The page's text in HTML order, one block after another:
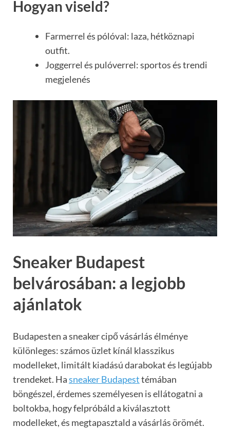
Hogyan viseld?
Farmerrel és pólóval: laza, hétköznapi
outfit.
Joggerrel és pulóverrel: sportos és trendi
megjelenés
Sneaker Budapest
belvárosában: a legjobb
ajánlatok
Budapesten a sneaker cipő vásárlás élménye
különleges: számos üzlet kínál klasszikus
modelleket, limitált kiadású darabokat és legújabb
trendeket. Hasneaker Budapesttémában
böngészel, érdemes személyesen is ellátogatni a
boltokba, hogy felpróbáld a kiválasztott
modelleket, és megtapasztald a vásárlás örömét.